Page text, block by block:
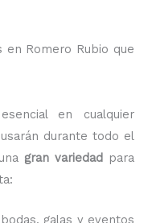
Romero Rubio que
en cualquier
durante todo el
gran variedadpara
galas y eventos